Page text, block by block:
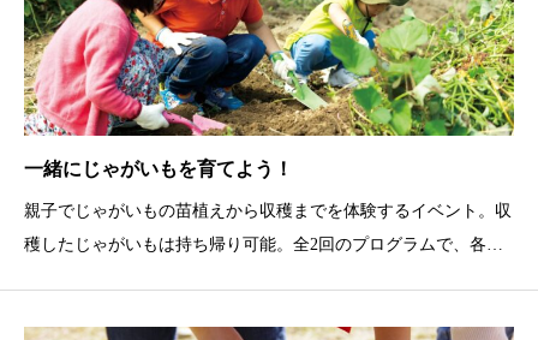
一緒にじゃがいもを育てよう！
親子でじゃがいもの苗植えから収穫までを体験するイベント。収
穫したじゃがいもは持ち帰り可能。全2回のプログラムで、各回